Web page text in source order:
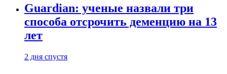
Guardian: ученые назвали три
способа отсрочить деменцию на 13
лет
2 дня спустя